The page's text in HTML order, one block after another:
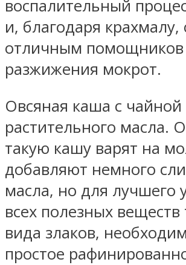
воспалительный
и, благодаря крахмалу,
отличным помощников
разжижения мокрот.
Овсяная каша с
растительного масла.
такую кашу варят на
добавляют немного
масла, но для лучшего
всех полезных веществ
вида злаков,
простое